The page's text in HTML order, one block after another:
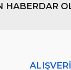
HABERDAR